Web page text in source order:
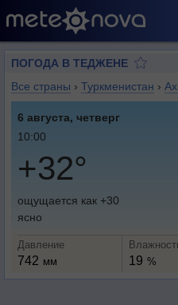
ПОГОДА В ТЕДЖЕНЕ
Все страны › Туркменистан ›
6 августа, четверг
10:00
+32°
ощущается как +30
ясно
Давление
742 мм 19 %